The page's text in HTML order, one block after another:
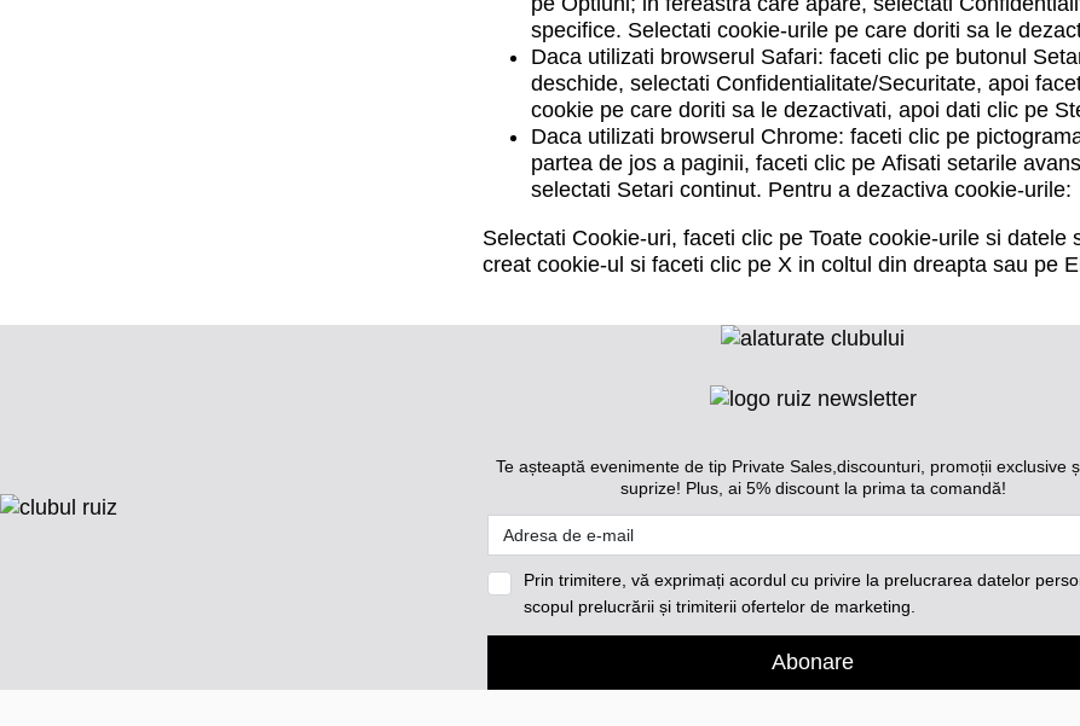
specifice. Selectati cookie-urile pe care doriti sa le
Daca utilizati browserul Safari: faceti clic pe butonul
deschide, selectati Confidentialitate/Securitate, apoi
cookie pe care doriti sa le dezactivati, apoi dati clic pe
Daca utilizati browserul Chrome: faceti clic pe
partea de jos a paginii, faceti clic peAfisati setarile
selectati Setari continut. Pentru a dezactiva cookie-urile:
Selectati Cookie-uri, faceti clic peToate cookie-urile si datele
creat cookie-ul si faceti clic pe X in coltul din dreapta sau pe
Te așteaptă evenimente de tip Private Sales,discounturi, promoții exclusive
suprize! Plus, ai 5% discount la prima ta comandă!
Prin trimitere, vă exprimați acordul cu privire la prelucrarea datelor
scopul prelucrării și trimiterii ofertelor de marketing.
Abonare